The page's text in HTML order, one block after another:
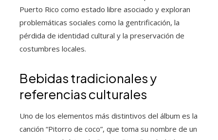
Puerto Rico como estado libre asociado y exploran
problemáticas sociales como la gentrificación, la
pérdida de identidad cultural y la preservación de
costumbres locales.
Bebidas tradicionales y
referencias culturales
Uno de los elementos más distintivos del álbum es la
canción “Pitorro de coco”, que toma su nombre de un